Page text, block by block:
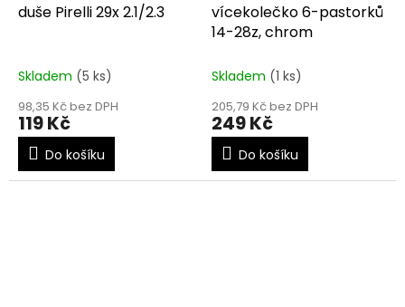
duše Pirelli 29x 2.1/2.3
Skladem (5 ks)
98,35 Kč bez DPH
119 Kč
Do košíku
vícekolečko 6-pastorků
14-28z, chrom
Skladem (1 ks)
205,79 Kč bez DPH
249 Kč
Do košíku